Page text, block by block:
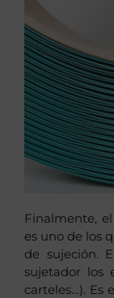
Finalmente, el
es uno de los
de sujeción.
sujetador los
carteles…). Es